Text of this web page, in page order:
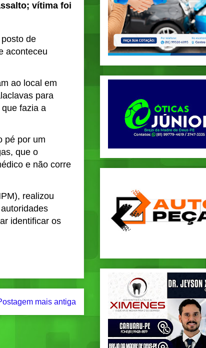
vítima foi
posto de
aconteceu
ao local em
para
fazia a
pé por um
que o
e não corre
, realizou
identificar os
mais antiga